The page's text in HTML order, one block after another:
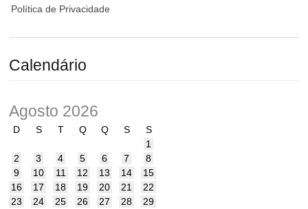
Política de Privacidade
Calendário
Agosto 2026
D S T Q Q S
S
1
2
3 4 5 6 7
8
9
10 11 12 13 14
15
16
17 18 19 20 21
22
23
24 25 26 27 28
29